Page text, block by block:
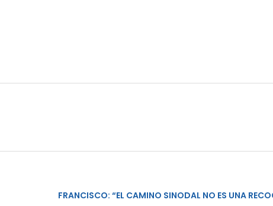
FRANCISCO: “EL CAMINO SINODAL NO ES UNA